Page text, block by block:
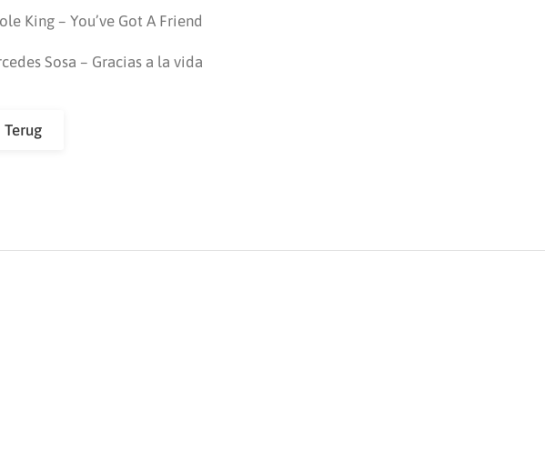
King – You’ve Got A Friend
Sosa – Gracias a la vida
Terug